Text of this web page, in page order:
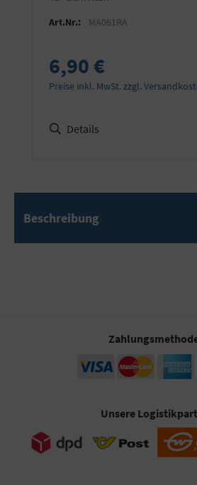
Art.Nr.: MA061RA
6,90 €
Preise inkl. MwSt. zzgl.
Details
Beschreibung
Unsere